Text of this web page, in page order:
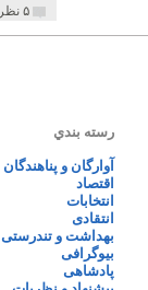
۵ نظر و ۲۵۹ پخش
رسته بندي
آوارگان و پناهندگان
اقتصاد
انتخابات
انتقادی
بهداشت و تندرستی
بیوگرافی
پادشاهی